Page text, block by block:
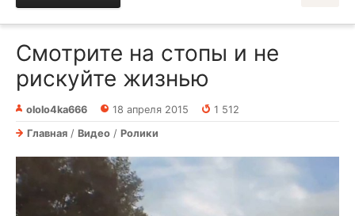
Смотрите на стопы и не
рискуйте жизнью
ololo4ka666 18 апреля 2015
1 512
Главная / Видео / Ролики